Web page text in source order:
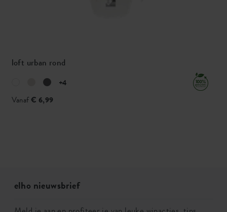
loft urban rond
+4
Vanaf€ 6,99
elho nieuwsbrief